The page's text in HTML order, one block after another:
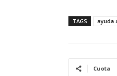
TAGS ayuda
Cuota